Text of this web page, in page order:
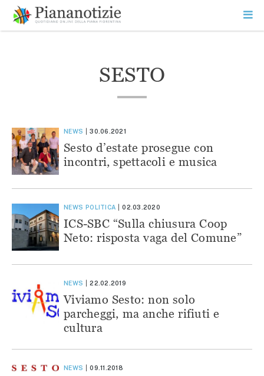
contenuto
SEARCH
SESTO
NEWS 30.06.2021
Sesto d’estate prosegue con
incontri, spettacoli e musica
NEWS POLITICA 02.03.2020
ICS-SBC “Sulla chiusura Coop
Neto: risposta vaga del Comune”
NEWS 22.02.2019
Viviamo Sesto: non solo
parcheggi, ma anche rifiuti e
cultura
NEWS 09.11.2018